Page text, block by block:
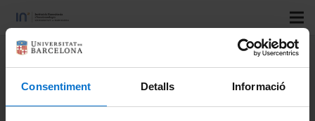
Consentiment Detalls Informació
Title: Multimodal fluorescence
microscope with fast adaptive
polarimetry